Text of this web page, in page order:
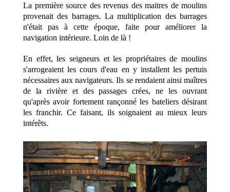
La première source des revenus des maitres de moulins
provenait des barrages. La multiplication des barrages
n'était pas à cette époque, faite pour améliorer la
navigation intérieure. Loin de là !
En effet, les seigneurs et les propriétaires de moulins
s'arrogeaient les cours d'eau en y installent les pertuis
nécessaires aux navigateurs. Ils se rendaient ainsi maîtres
de la rivière et des passages crées, ne les ouvrant
qu'après avoir fortement rançonné les bateliers désirant
les franchir. Ce faisant, ils soignaient au mieux leurs
intérêts.